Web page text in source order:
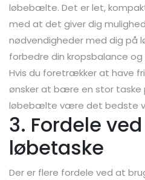
løbebælte. Det er let,
med at det giver dig
nødvendigheder med dig på
forbedre din kropsbalance
Hvis du foretrækker at have
ønsker at bære en stor taske
løbebælte være det bedste
3. Fordele
løbetaske
Der er flere fordele ved at